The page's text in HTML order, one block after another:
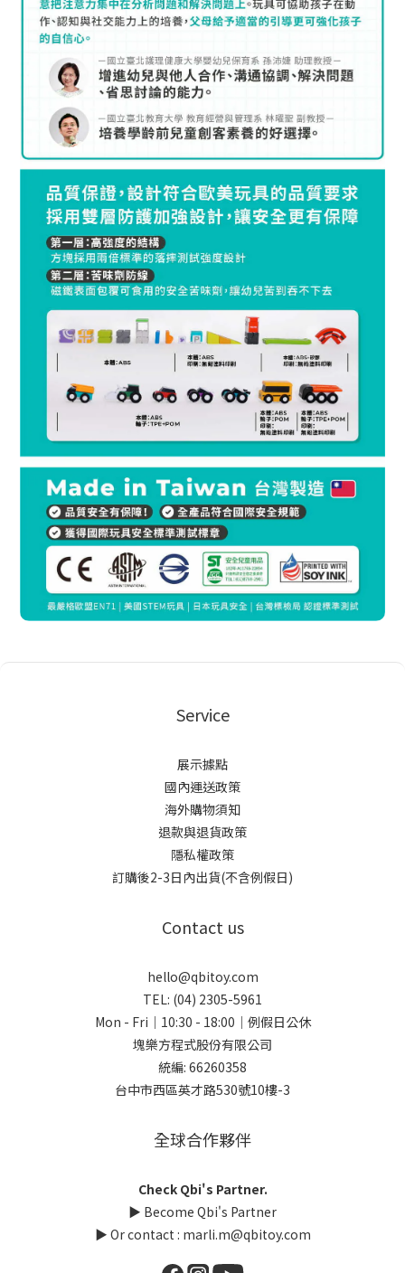
Service
展示據點
國內運送政策
海外購物須知
退款與退貨政策
隱私權政策
訂購後2-3日內出貨(不含例假日)
Contact us
hello@qbitoy.com
TEL: (04) 2305-5961
Mon - Fri｜10:30 - 18:00｜例假日公休
塊樂方程式股份有限公司
統編: 66260358
台中市西區英才路530號10樓-3
全球合作夥伴
Check Qbi's Partner.
▶ Become Qbi's Partner
▶ Or contact : marli.m@qbitoy.com